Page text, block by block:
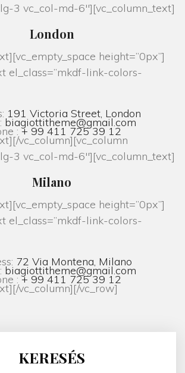
3 vc_col-md-6″][vc_column_text]
London
height=”0px”]
el_class=”mkdf-link-colors-
191 Victoria Street, London
biagiottitheme@gmail.com
: + 99 411 725 39 12
vc_column][vc_column
3 vc_col-md-6″][vc_column_text]
Milano
height=”0px”]
el_class=”mkdf-link-colors-
72 Via Montena, Milano
biagiottitheme@gmail.com
: + 99 411 725 39 12
vc_column][/vc_row]
KERESÉS